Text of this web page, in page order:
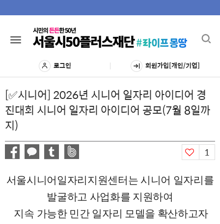
Toggle
navigation
로그인 회원가입[개인/기업]
[✅시니어] 2026년 시니어 일자리 아이디어 경
진대회 시니어 일자리 아이디어 공모(7월 8일까
지)
1
서울시니어일자리지원센터는 시니어 일자리를
발굴하고 사업화를 지원하여
지속 가능한 민간 일자리 모델을 확산하고자